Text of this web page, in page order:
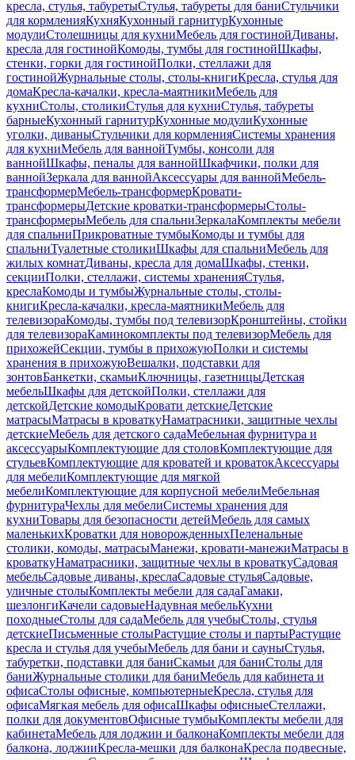
кресла, стулья, табуретыСтулья, табуреты для баниСтульчики
для кормленияКухняКухонный гарнитурКухонные
модулиСтолешницы для кухниМебель для гостинойДиваны,
кресла для гостинойКомоды, тумбы для гостинойШкафы,
стенки, горки для гостинойПолки, стеллажи для
гостинойЖурнальные столы, столы-книгиКресла, стулья для
домаКресла-качалки, кресла-маятникиМебель для
кухниСтолы, столикиСтулья для кухниСтулья, табуреты
барныеКухонный гарнитурКухонные модулиКухонные
уголки, диваныСтульчики для кормленияСистемы хранения
для кухниМебель для ваннойТумбы, консоли для
ваннойШкафы, пеналы для ваннойШкафчики, полки для
ваннойЗеркала для ваннойАксессуары для ваннойМебель-
трансформерМебель-трансформерКровати-
трансформерыДетские кроватки-трансформерыСтолы-
трансформерыМебель для спальниЗеркалаКомплекты мебели
для спальниПрикроватные тумбыКомоды и тумбы для
спальниТуалетные столикиШкафы для спальниМебель для
жилых комнатДиваны, кресла для домаШкафы, стенки,
секцииПолки, стеллажи, системы храненияСтулья,
креслаКомоды и тумбыЖурнальные столы, столы-
книгиКресла-качалки, кресла-маятникиМебель для
телевизораКомоды, тумбы под телевизорКронштейны, стойки
для телевизораКаминокомплекты под телевизорМебель для
прихожейСекции, тумбы в прихожуюПолки и системы
хранения в прихожуюВешалки, подставки для
зонтовБанкетки, скамьиКлючницы, газетницыДетская
мебельШкафы для детскойПолки, стеллажи для
детскойДетские комодыКровати детскиеДетские
матрасыМатрасы в кроваткуНаматрасники, защитные чехлы
детскиеМебель для детского садаМебельная фурнитура и
аксессуарыКомплектующие для столовКомплектующие для
стульевКомплектующие для кроватей и кроватокАксессуары
для мебелиКомплектующие для мягкой
мебелиКомплектующие для корпусной мебелиМебельная
фурнитураЧехлы для мебелиСистемы хранения для
кухниТовары для безопасности детейМебель для самых
маленькихКроватки для новорожденныхПеленальные
столики, комоды, матрасыМанежи, кровати-манежиМатрасы в
кроваткуНаматрасники, защитные чехлы в кроваткуСадовая
мебельСадовые диваны, креслаСадовые стульяСадовые,
уличные столыКомплекты мебели для садаГамаки,
шезлонгиКачели садовыеНадувная мебельКухни
походныеСтолы для садаМебель для учебыСтолы, стулья
детскиеПисьменные столыРастущие столы и партыРастущие
кресла и стулья для учебыМебель для бани и сауныСтулья,
табуретки, подставки для баниСкамьи для баниСтолы для
баниЖурнальные столики для баниМебель для кабинета и
офисаСтолы офисные, компьютерныеКресла, стулья для
офисаМягкая мебель для офисаШкафы офисныеСтеллажи,
полки для документовОфисные тумбыКомплекты мебели для
кабинетаМебель для лоджии и балконаКомплекты мебели для
балкона, лоджииКресла-мешки для балконаКресла подвесные,